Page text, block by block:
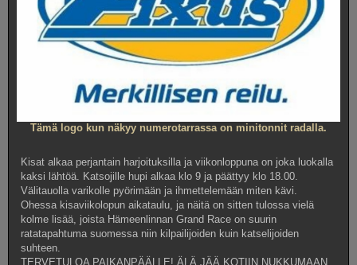
Tämä logo kun näkyy numerotarrassa on minitonnit radalla.
Kisat alkaa perjantain harjoituksilla ja viikonloppuna on joka luokalla
kaksi lähtöä. Katsojille hupi alkaa klo 9 ja päättyy klo 18.00.
Välitauolla varikolle pyörimään ja ihmettelemään miten kävi.
Ohessa kisaviikolopun aikataulu, ja näitä on sitten tulossa vielä
kolme lisää, joista Hämeenlinnan Grand Race on suurin
ratatapahtuma suomessa niin kilpailijoiden kuin katselijoiden
suhteen.
TERVETULOA PAIKANPÄÄLLE! ÄLÄ JÄÄ KOTIIN NUKKUMAAN.